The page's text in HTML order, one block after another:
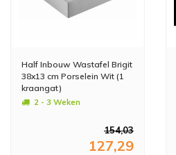
Half Inbouw Wastafel Brigit
38x13 cm Porselein Wit (1
kraangat)
2 - 3 Weken
154,03
127,29